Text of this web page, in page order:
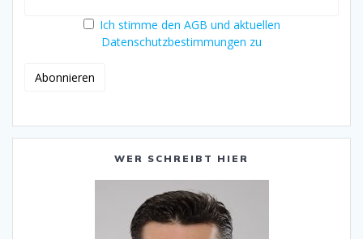
Ich stimme den AGB und aktuellen
Datenschutzbestimmungen zu
WER SCHREIBT HIER